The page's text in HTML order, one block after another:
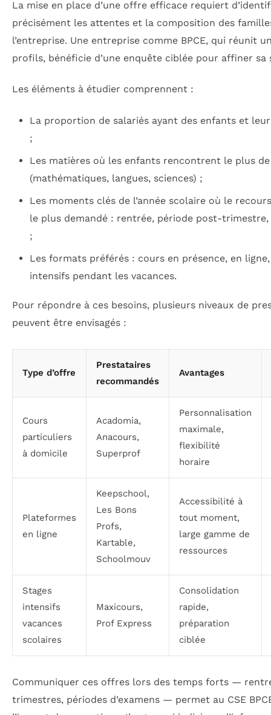
La mise en place d’une offre efficace requiert
précisément les attentes et la composition des
l’entreprise. Une entreprise comme BPCE, qui réunit
profils, bénéficie d’une enquête ciblée pour affiner sa
Les éléments à étudier comprennent :
La proportion de salariés ayant des enfants et leur
;
Les matières où les enfants rencontrent le plus
(mathématiques, langues, sciences) ;
Les moments clés de l’année scolaire où le
le plus demandé : rentrée, période post-trimestre,
;
Les formats préférés : cours en présence, en
intensifs pendant les vacances.
Pour répondre à ces besoins, plusieurs niveaux de
peuvent être envisagés :
Type d’offre
Prestataires
recommandés
Avantages
Cours
particuliers
à domicile
Acadomia,
Anacours,
Superprof
Personnalisation
maximale,
flexibilité
horaire
Plateformes
en ligne
Keepschool,
Les Bons
Profs,
Kartable,
Schoolmouv
Accessibilité à
tout moment,
large gamme de
ressources
Stages
intensifs
vacances
scolaires
Maxicours,
Prof Express
Consolidation
rapide,
préparation
ciblée
Communiquer ces offres lors des temps forts —
trimestres, périodes d’examens — permet au CSE